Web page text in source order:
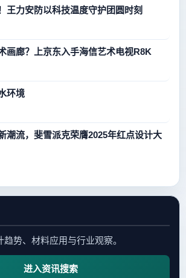
王力安防以科技温度守护团圆时刻
画廊？上京东入手海信艺术电视R8K
环境
潮流，斐雪派克荣膺2025年红点设计大
势、材料应用与行业观察。
进入资讯搜索